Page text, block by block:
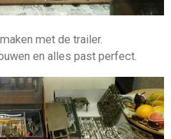
met de trailer.
en alles past perfect.